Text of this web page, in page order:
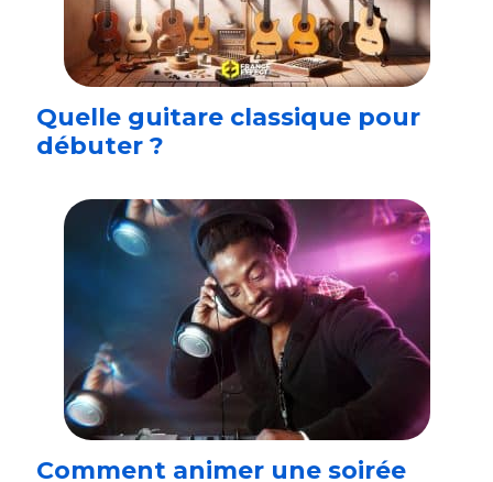
Quelle guitare classique pour
débuter ?
Comment animer une soirée